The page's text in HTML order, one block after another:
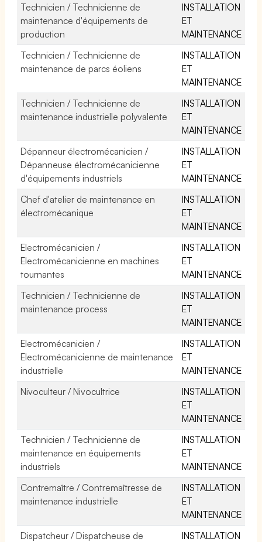
Technicien / Technicienne de
maintenance d'équipements de
production
INSTALLATION
ET
MAINTENANCE
Technicien / Technicienne de
maintenance de parcs éoliens
INSTALLATION
ET
MAINTENANCE
Technicien / Technicienne de
maintenance industrielle polyvalente
INSTALLATION
ET
MAINTENANCE
Dépanneur électromécanicien /
Dépanneuse électromécanicienne
d'équipements industriels
INSTALLATION
ET
MAINTENANCE
Chef d'atelier de maintenance en
électromécanique
INSTALLATION
ET
MAINTENANCE
Electromécanicien /
Electromécanicienne en machines
tournantes
INSTALLATION
ET
MAINTENANCE
Technicien / Technicienne de
maintenance process
INSTALLATION
ET
MAINTENANCE
Electromécanicien /
Electromécanicienne de maintenance
industrielle
INSTALLATION
ET
MAINTENANCE
Nivoculteur / Nivocultrice
INSTALLATION
ET
MAINTENANCE
Technicien / Technicienne de
maintenance en équipements
industriels
INSTALLATION
ET
MAINTENANCE
Contremaître / Contremaîtresse de
maintenance industrielle
INSTALLATION
ET
MAINTENANCE
Dispatcheur / Dispatcheuse de
INSTALLATION